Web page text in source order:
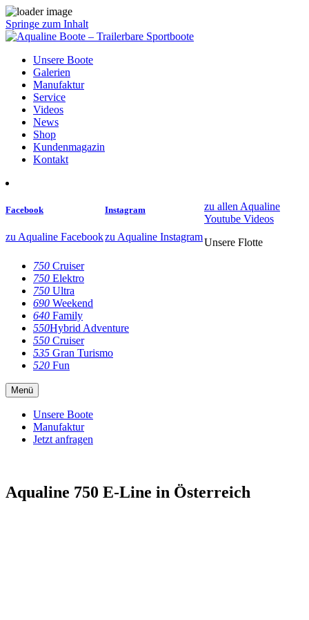
Springe zum Inhalt
Unsere Boote
Galerien
Manufaktur
Service
Videos
News
Shop
Kundenmagazin
Kontakt
Facebook
zu Aqualine Facebook
Instagram
zu Aqualine Instagram
zu allen Aqualine
Youtube Videos
Unsere Flotte
750 Cruiser
750 Elektro
750 Ultra
690 Weekend
640 Family
550Hybrid Adventure
550 Cruiser
535 Gran Turismo
520 Fun
Menü
Unsere Boote
Manufaktur
Jetzt anfragen
Aqualine 750 E-Line in Österreich